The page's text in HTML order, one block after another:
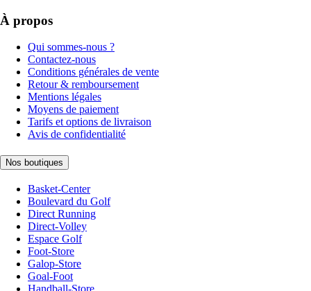
À propos
Qui sommes-nous ?
Contactez-nous
Conditions générales de vente
Retour & remboursement
Mentions légales
Moyens de paiement
Tarifs et options de livraison
Avis de confidentialité
Nos boutiques
Basket-Center
Boulevard du Golf
Direct Running
Direct-Volley
Espace Golf
Foot-Store
Galop-Store
Goal-Foot
Handball-Store